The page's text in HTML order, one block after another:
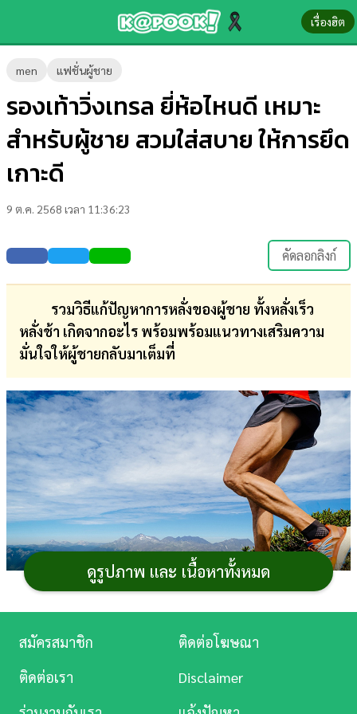
เรื่องฮิต
men แฟชั่นผู้ชาย
รองเท้าวิ่งเทรล ยี่ห้อไหนดี เหมาะ
สำหรับผู้ชาย สวมใส่สบาย ให้การยึด
เกาะดี
9 ต.ค. 2568 เวลา 11:36:23
คัดลอกลิงก์
รวมวิธีแก้ปัญหาการหลั่งของผู้ชาย ทั้งหลั่งเร็ว
หลั่งช้า เกิดจากอะไร พร้อมพร้อมแนวทางเสริมความ
มั่นใจให้ผู้ชายกลับมาเต็มที่
แนะนำรองเท้าวิ่งเทรล
ผู้ชาย ยี่ห้อไหนดี สำหรับวิ่ง
เทรล ซึ่งเราได้รวบรวมรองเท้าวิ่งเทรลที่ได้รับความนิยม
ดูรูปภาพ และ เนื้อหาทั้งหมด
ข่าว-
ความ
รู้
บันเทิง
ตรวจ
หวย
บอล
สด
เงิน
การ
ศึกษา
บันเทิง
ดู
หนัง
สมัครสมาชิก
ติดต่อโฆษณา
ติดต่อเรา
Disclaimer